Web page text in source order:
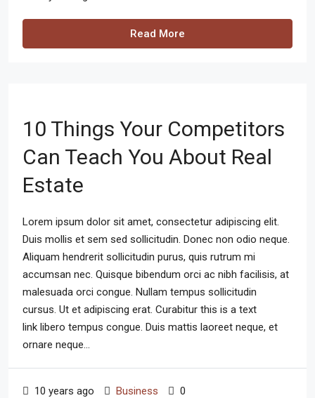
Read More
10 Things Your Competitors
Can Teach You About Real
Estate
Lorem ipsum dolor sit amet, consectetur adipiscing elit.
Duis mollis et sem sed sollicitudin. Donec non odio neque.
Aliquam hendrerit sollicitudin purus, quis rutrum mi
accumsan nec. Quisque bibendum orci ac nibh facilisis, at
malesuada orci congue. Nullam tempus sollicitudin
cursus. Ut et adipiscing erat. Curabitur this is a text
link libero tempus congue. Duis mattis laoreet neque, et
ornare neque...
10 years ago Business 0